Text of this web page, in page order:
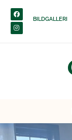
content
BILDGALLERI